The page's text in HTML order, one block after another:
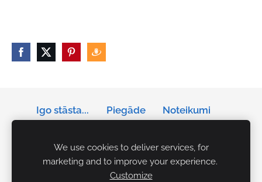
Igo stāsta... Piegāde
Noteikumi
Tālrunis: +371 29141042
We use cookies to deliver services, for
marketing and to improve your experience.
Customize